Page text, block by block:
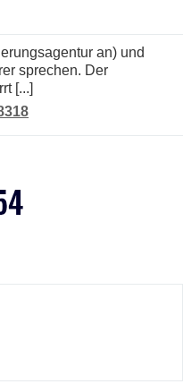
sprechen. Der
[...]